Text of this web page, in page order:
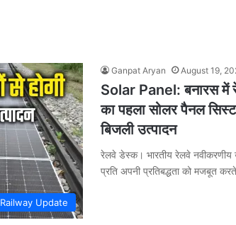
Railway Update
Ganpat Aryan August 19,
Solar Panel: बनारस में
का पहला सोलर पैनल
बिजली उत्पादन
रेलवे डेस्क। भारतीय रेलवे नवीकरणीय
प्रति अपनी प्रतिबद्धता को मजबूत